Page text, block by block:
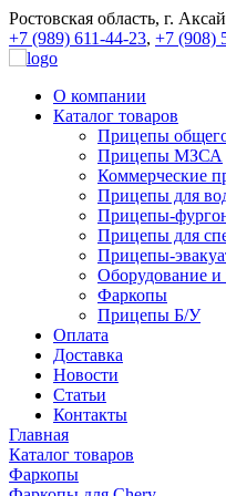
Ростовская область, г.
+7 (989) 611-44-23, +7 (908)
О компании
Каталог товаров
Прицепы
Прицепы МЗСА
Коммерческие
Прицепы для
Прицепы-
Прицепы для
Прицепы-
Оборудование и
Фаркопы
Прицепы Б/У
Оплата
Доставка
Новости
Статьи
Контакты
Главная
Каталог товаров
Фаркопы